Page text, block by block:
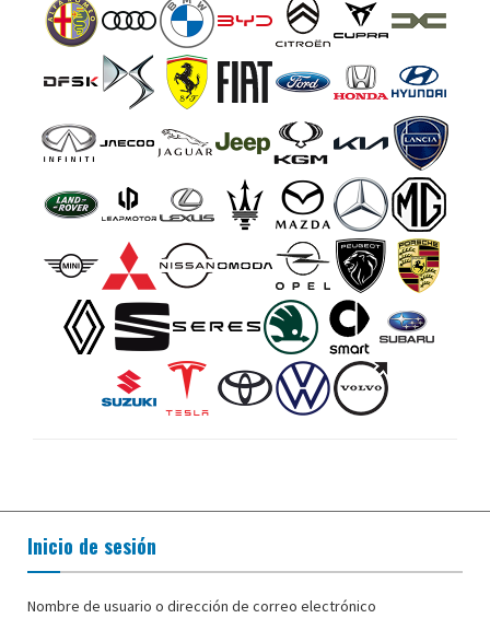
Inicio de sesión
Nombre de usuario o dirección de correo electrónico